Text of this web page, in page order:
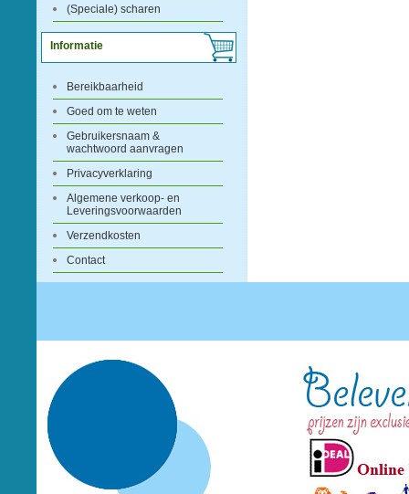
(Speciale) scharen
Informatie
Bereikbaarheid
Goed om te weten
Gebruikersnaam &
wachtwoord aanvragen
Privacyverklaring
Algemene verkoop- en
Leveringsvoorwaarden
Verzendkosten
Contact